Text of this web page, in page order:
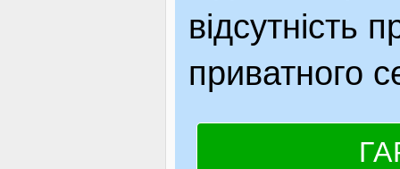
відсутність
приватного